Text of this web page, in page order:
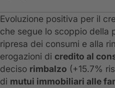
Evoluzione positiva per il
che segue lo scoppio della
ripresa dei consumi e alla
erogazioni di credito al
deciso rimbalzo (+15.7%
di mutui immobiliari alle